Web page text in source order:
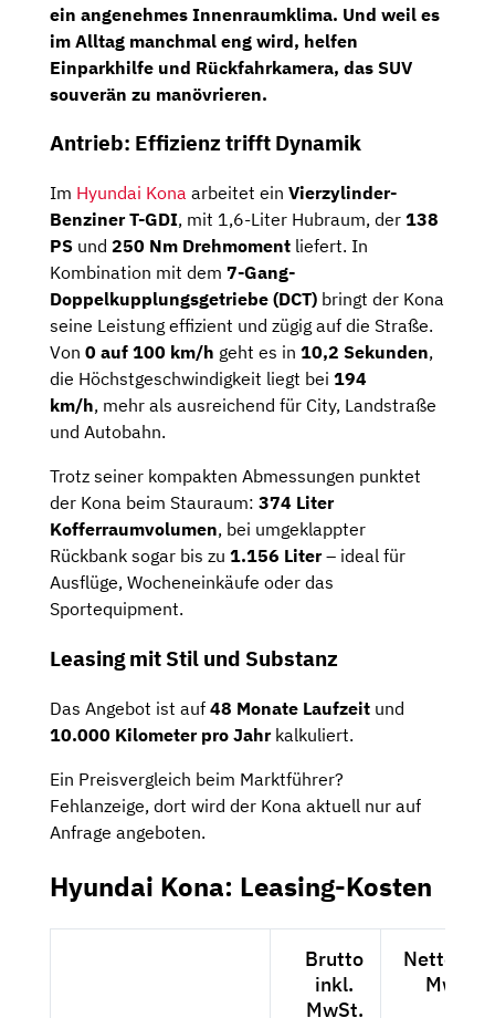
ein angenehmes Innenraumklima. Und weil es
im Alltag manchmal eng wird, helfen
Einparkhilfe und Rückfahrkamera, das SUV
souverän zu manövrieren.
Antrieb: Effizienz trifft Dynamik
Im Hyundai Kona arbeitet ein Vierzylinder-
Benziner T-GDI, mit 1,6-Liter Hubraum, der 138
PS und 250 Nm Drehmoment liefert. In
Kombination mit dem 7-Gang-
Doppelkupplungsgetriebe (DCT) bringt der Kona
seine Leistung effizient und zügig auf die Straße.
Von 0 auf 100 km/h geht es in 10,2 Sekunden,
die Höchstgeschwindigkeit liegt bei 194
km/h, mehr als ausreichend für City, Landstraße
und Autobahn.
Trotz seiner kompakten Abmessungen punktet
der Kona beim Stauraum: 374 Liter
Kofferraumvolumen, bei umgeklappter
Rückbank sogar bis zu 1.156 Liter– ideal für
Ausflüge, Wocheneinkäufe oder das
Sportequipment.
Leasing mit Stil und Substanz
Das Angebot ist auf 48 Monate Laufzeit und
10.000 Kilometer pro Jahrkalkuliert.
Ein Preisvergleich beim Marktführer?
Fehlanzeige, dort wird der Kona aktuell nur auf
Anfrage angeboten.
Hyundai Kona: Leasing-Kosten
Brutto
inkl.
MwSt.
Netto
MwSt.